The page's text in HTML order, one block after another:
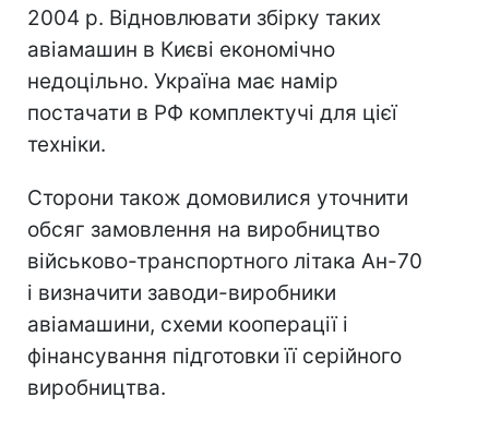
2004 р. Відновлювати збірку таких
авіамашин в Києві економічно
недоцільно. Україна має намір
постачати в РФ комплектучі для цієї
техніки.
Сторони також домовилися уточнити
обсяг замовлення на виробництво
військово-транспортного літака Ан-70
і визначити заводи-виробники
авіамашини, схеми кооперації і
фінансування підготовки її серійного
виробництва.